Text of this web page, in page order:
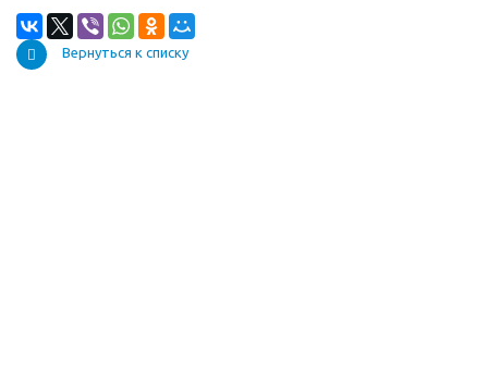
Вернуться к списку